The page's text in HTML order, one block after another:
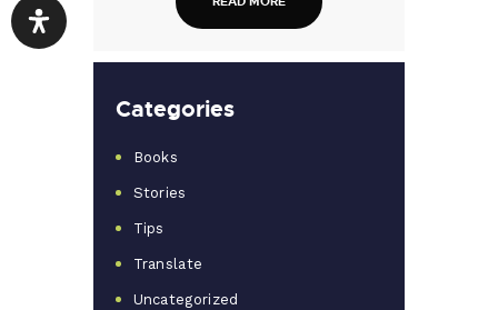
Categories
Books
Stories
Tips
Translate
Uncategorized